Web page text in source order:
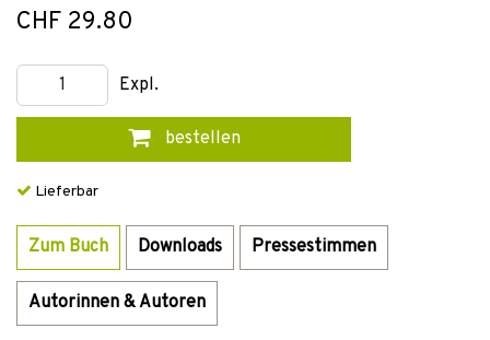
CHF 29.80
Expl.
bestellen
Lieferbar
Zum Buch Downloads Pressestimmen
Autorinnen & Autoren